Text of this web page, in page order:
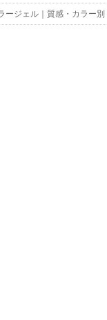
ージェル｜質感・カラー別